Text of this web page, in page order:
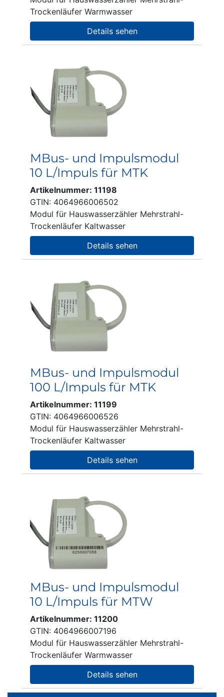
Trockenläufer Warmwasser
Details sehen
MBus- und Impulsmodul
10 L/Impuls für MTK
Artikelnummer: 11198
GTIN: 4064966006502
Modul für Hauswasserzähler Mehrstrahl-
Trockenläufer Kaltwasser
Details sehen
MBus- und Impulsmodul
100 L/Impuls für MTK
Artikelnummer: 11199
GTIN: 4064966006526
Modul für Hauswasserzähler Mehrstrahl-
Trockenläufer Kaltwasser
Details sehen
MBus- und Impulsmodul
10 L/Impuls für MTW
Artikelnummer: 11200
GTIN: 4064966007196
Modul für Hauswasserzähler Mehrstrahl-
Trockenläufer Warmwasser
Details sehen